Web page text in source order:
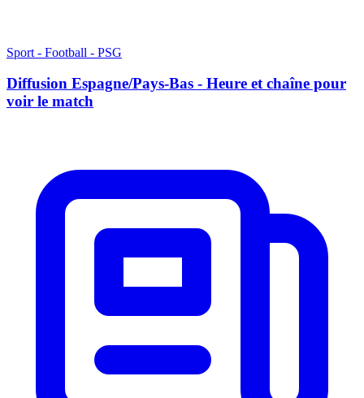
Sport - Football - PSG
Diffusion Espagne/Pays-Bas - Heure et chaîne pour
voir le match